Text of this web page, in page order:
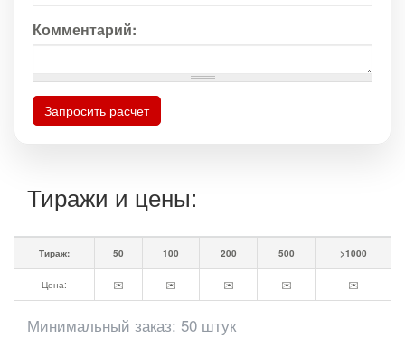
Комментарий:
Запросить расчет
Тиражи и цены:
Тираж: 50 100 200 500 >1000
Цена: ✉️ ✉️ ✉️ ✉️ ✉️
Минимальный заказ: 50 штук